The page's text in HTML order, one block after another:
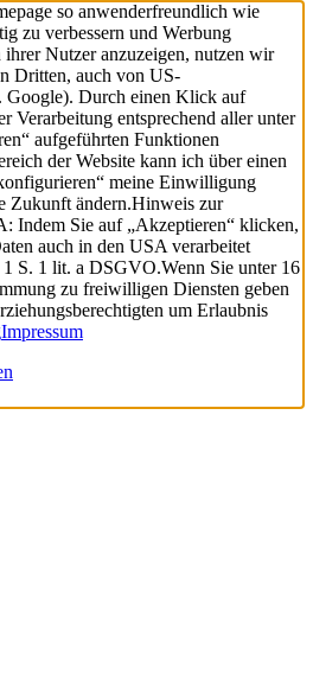
so anwenderfreundlich wie
zu verbessern und Werbung
ihrer Nutzer anzuzeigen, nutzen wir
Dritten, auch von US-
Google). Durch einen Klick auf
Verarbeitung entsprechend aller unter
aufgeführten Funktionen
der Website kann ich über einen
meine Einwilligung
Zukunft ändern.Hinweis zur
Indem Sie auf „Akzeptieren“ klicken,
auch in den USA verarbeitet
S. 1 lit. a DSGVO.Wenn Sie unter 16
zu freiwilligen Diensten geben
um Erlaubnis
Impressum